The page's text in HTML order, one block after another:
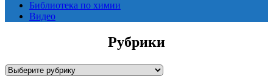
Библиотека по химии
Видео
Рубрики
Р